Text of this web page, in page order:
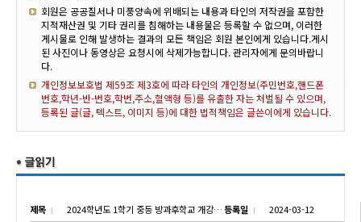
회원은 공공질서나 미풍양속에 위배되는 내용과 타인의 저작권을 포함한
지적재산권 및 기타 권리를 침해하는 내용물은 등록할 수 없으며, 이러한
게시물로 인해 발생하는 결과의 모든 책임은 회원 본인에게 있습니다.게시
된 사진이나 동영상은 요청시에 삭제가능합니다. 관리자에게 문의바랍니
다.
개인정보보호법 제59조 제3호에 따라 타인의 개인정보(주민번호,핸드폰
번호,학년-반-번호,학번,주소,혈액형 등)를 유출한 자는 처벌될 수 있으며,
등록된 글(글, 텍스트, 이미지 등)에 대한 법적책임은 글쓴이에게 있습니다.
제목 2024학년도 1학기 중등 방과후학교 개강 및 수강료 변경 안내등록일 2024-03-12